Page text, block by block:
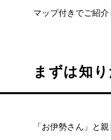
マップ付きでご紹介
まずは知
「お伊勢さん」と